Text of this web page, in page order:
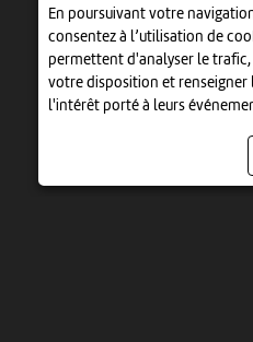
En poursuivant votre
consentez à l’utilisation de
permettent d'analyser le trafic,
votre disposition et renseigner
l'intérêt porté à leurs